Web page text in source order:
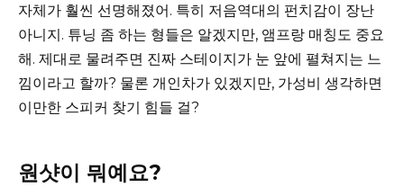
자체가 훨씬 선명해졌어. 특히 저음역대의 펀치감이 장난
아니지. 튜닝 좀 하는 형들은 알겠지만, 앰프랑 매칭도 중요
해. 제대로 물려주면 진짜 스테이지가 눈 앞에 펼쳐지는 느
낌이라고 할까? 물론 개인차가 있겠지만, 가성비 생각하면
이만한 스피커 찾기 힘들 걸?
원샷이 뭐예요?